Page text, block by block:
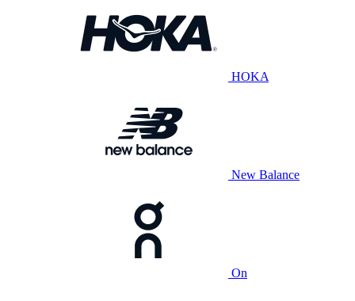
HOKA
New Balance
On